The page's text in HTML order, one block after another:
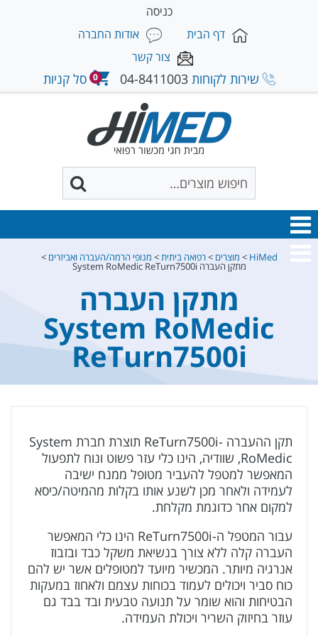
כניסה
דף הבית
אודות החברה
צור קשר
שירות לקוחות 04-8411003 סל קניות 0
HiMed
> מוצרים >רפואה ביתית> מנופי הרמה/העברה ואביזרים >
מתקן העברה System RoMedic ReTurn7500i
מתקן העברה
System RoMedic
ReTurn7500i
תקן ההעברה -ReTurn7500i תוצרת חברת System
RoMedic, שוודיה, הינו כלי עזר פשוט ונוח לתפעול
המאפשר למטפל להעביר מטופל ממנח ישיבה
לעמידה ולאחר מכן לשנע אותו בקלות מהמיטה/כיסא
למקום אחר כדוגמת מקלחת.
עבור המטפל ה-ReTurn7500i הינו כלי המאפשר
העברה קלה ללא צורך בנשיאת משקל כבד ובזבוז
אנרגיה מיותר. המכשיר מיועד למטופלים אשר יש להם
כוח סביר ויכולים לעמוד בכוחות עצמם ולאחוז במעקות
הבטיחות והוא שומר על תנועה טבעית ובד בבד גם
עוזר בחיזוק השריר ויכולת העמידה.